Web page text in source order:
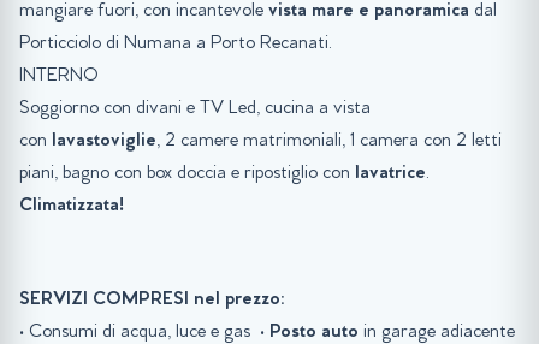
mangiare fuori, con incantevole vista mare e panoramica dal
Porticciolo di Numana a Porto Recanati.
INTERNO
Soggiorno con divani e TV Led, cucina a vista
con lavastoviglie, 2 camere matrimoniali, 1 camera con 2 letti
piani, bagno con box doccia e ripostiglio con lavatrice.
Climatizzata!
SERVIZI COMPRESI nel prezzo:
• Consumi di acqua, luce e gas • Posto auto in garage adiacente